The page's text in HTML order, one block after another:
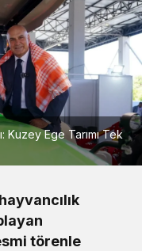
Kuzey Ege Tarımı Tek
törenle